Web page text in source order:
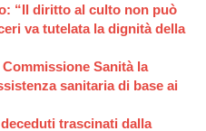
“Il diritto al culto non può
va tutelata la dignità della
Sanità la
sanitaria di base ai
trascinati dalla